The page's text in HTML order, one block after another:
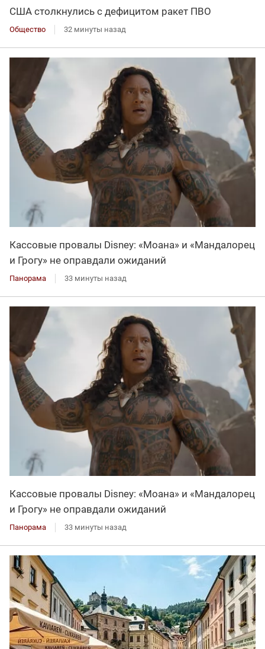
США столкнулись с дефицитом ракет ПВО
Общество 32 минуты назад
Кассовые провалы Disney: «Моана» и «Мандалорец
и Грогу» не оправдали ожиданий
Панорама 33 минуты назад
Кассовые провалы Disney: «Моана» и «Мандалорец
и Грогу» не оправдали ожиданий
Панорама 33 минуты назад